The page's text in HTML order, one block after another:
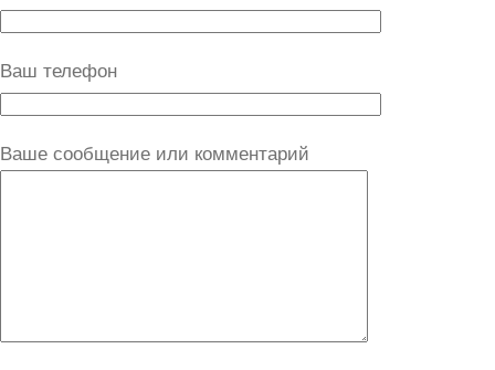
Ваш телефон
Ваше сообщение или комментарий